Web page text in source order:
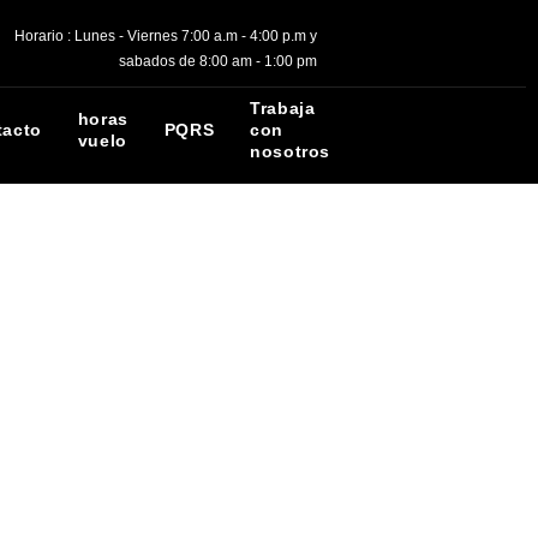
Horario : Lunes - Viernes 7:00 a.m - 4:00 p.m y
sabados de 8:00 am - 1:00 pm
horas
vuelo
PQRS
Trabaja
con
nosotros